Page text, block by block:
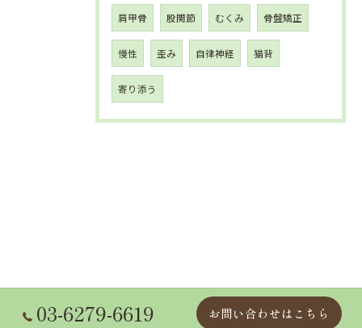
肩甲骨 股関節 むくみ 骨盤矯正
慢性 歪み 自律神経 猫背
寄り添う
03-6279-6619 お問い合わせはこちら